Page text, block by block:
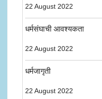
22 August 2022
धर्मसंघाची आवश्यकता
22 August 2022
धर्मजागृती
22 August 2022